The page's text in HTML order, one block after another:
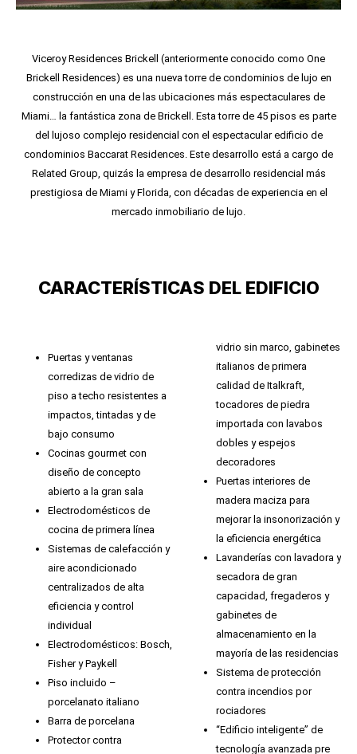
Viceroy Residences Brickell (anteriormente conocido como One
Brickell Residences) es una nueva torre de condominios de lujo en
construcción en una de las ubicaciones más espectaculares de
Miami… la fantástica zona de Brickell. Esta torre de 45 pisos es parte
del lujoso complejo residencial con el espectacular edificio de
condominios Baccarat Residences. Este desarrollo está a cargo de
Related Group, quizás la empresa de desarrollo residencial más
prestigiosa de Miami y Florida, con décadas de experiencia en el
mercado inmobiliario de lujo.
CARACTERÍSTICAS DEL EDIFICIO
Puertas y ventanas
corredizas de vidrio de
piso a techo resistentes a
impactos, tintadas y de
bajo consumo
Cocinas gourmet con
diseño de concepto
abierto a la gran sala
Electrodomésticos de
cocina de primera línea
Sistemas de calefacción y
aire acondicionado
centralizados de alta
eficiencia y control
individual
Electrodomésticos: Bosch,
Fisher y Paykell
Piso incluido –
porcelanato italiano
Barra de porcelana
Protector contra
vidrio sin marco, gabinetes
italianos de primera
calidad de Italkraft,
tocadores de piedra
importada con lavabos
dobles y espejos
decoradores
Puertas interiores de
madera maciza para
mejorar la insonorización y
la eficiencia energética
Lavanderías con lavadora y
secadora de gran
capacidad, fregaderos y
gabinetes de
almacenamiento en la
mayoría de las residencias
Sistema de protección
contra incendios por
rociadores
“Edificio inteligente” de
tecnología avanzada pre